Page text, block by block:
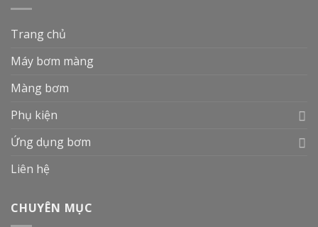
Trang chủ
Máy bơm màng
Màng bơm
Phụ kiện
Ứng dụng bơm
Liên hệ
CHUYÊN MỤC